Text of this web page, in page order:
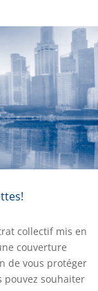
collectif mis en
couverture
de vous protéger
pouvez souhaiter